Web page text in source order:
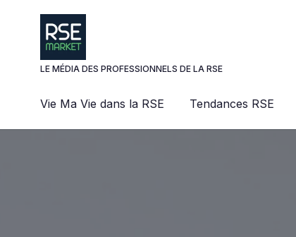
LE MÉDIA DES PROFESSIONNELS DE LA RSE
Vie Ma Vie dans la RSE Tendances RSE